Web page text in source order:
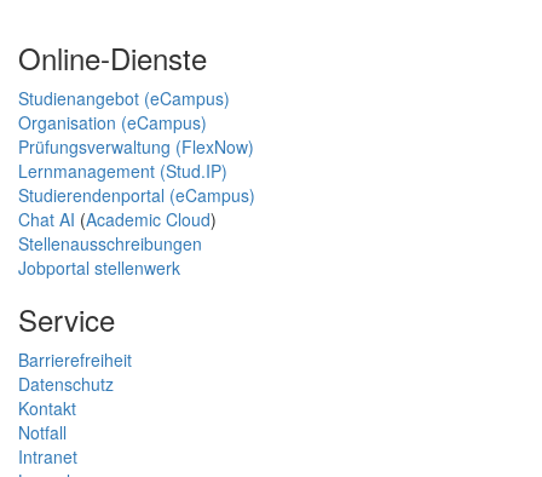
Online-Dienste
Studienangebot (eCampus)
Organisation (eCampus)
Prüfungsverwaltung (FlexNow)
Lernmanagement (Stud.IP)
Studierendenportal (eCampus)
Chat AI (Academic Cloud)
Stellenausschreibungen
Jobportal stellenwerk
Service
Barrierefreiheit
Datenschutz
Kontakt
Notfall
Intranet